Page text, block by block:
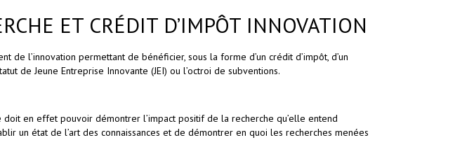
ET CRÉDIT D’IMPÔT INNOVATION
l’innovation permettant de bénéficier, sous la forme d’un crédit d’impôt, d’un
de Jeune Entreprise Innovante (JEI) ou l’octroi de subventions.
en effet pouvoir démontrer l’impact positif de la recherche qu’elle entend
un état de l’art des connaissances et de démontrer en quoi les recherches menées